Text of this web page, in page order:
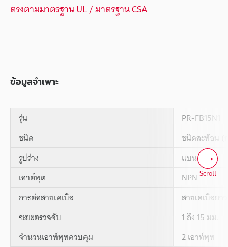
ตรงตามมาตรฐาน UL / มาตรฐาน CSA
ข้อมูลจำเพาะ
รุ่น
PR-FB15N1
ชนิด
ชนิดสะท้อน (
รูปร่าง
แบน
เอาต์พุต
NPN
การต่อสายเคเบิล
สายเคเบิลยา
ระยะตรวจจับ
1 ถึง 15 มม.
จำนวนเอาท์พุทควบคุม
2 เอาท์พุท
Scroll